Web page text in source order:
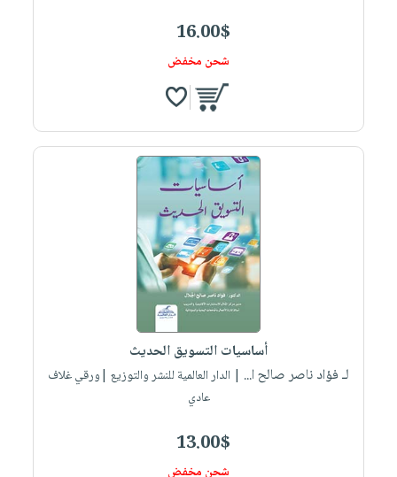
16.00$
شحن مخفض
أساسيات التسويق الحديث
لـ فؤاد ناصر صالح ا... | الدار العالمية للنشر والتوزيع |ورقي غلاف
عادي
13.00$